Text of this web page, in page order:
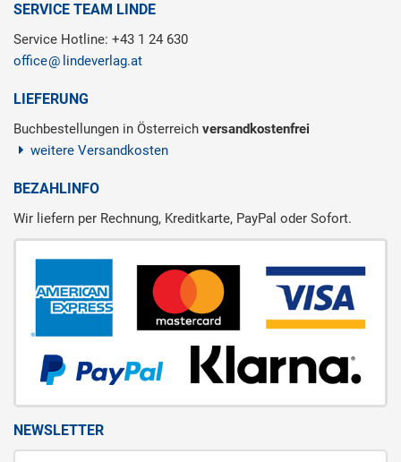
SERVICE TEAM LINDE
Service Hotline: +43 1 24 630
office
lindeverlag.at
LIEFERUNG
Buchbestellungen in Österreich versandkostenfrei
weitere Versandkosten
BEZAHLINFO
Wir liefern per Rechnung, Kreditkarte, PayPal oder Sofort.
NEWSLETTER